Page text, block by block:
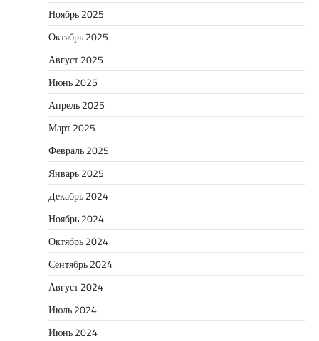
Ноябрь 2025
Октябрь 2025
Август 2025
Июнь 2025
Апрель 2025
Март 2025
Февраль 2025
Январь 2025
Декабрь 2024
Ноябрь 2024
Октябрь 2024
Сентябрь 2024
Август 2024
Июль 2024
Июнь 2024